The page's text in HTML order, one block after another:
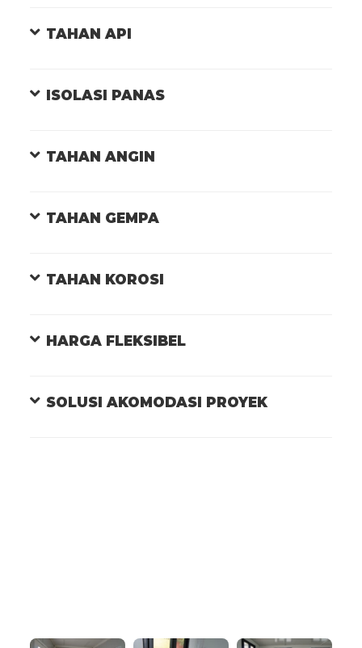
TAHAN API
ISOLASI PANAS
TAHAN ANGIN
TAHAN GEMPA
TAHAN KOROSI
HARGA FLEKSIBEL
SOLUSI AKOMODASI PROYEK